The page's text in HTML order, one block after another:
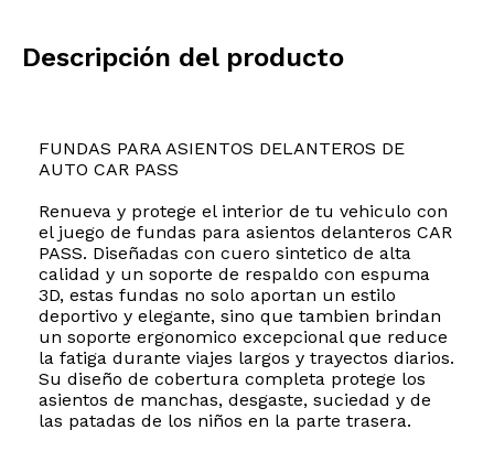
Descripción del producto
FUNDAS PARA ASIENTOS DELANTEROS DE
AUTO CAR PASS
Renueva y protege el interior de tu vehiculo con
el juego de fundas para asientos delanteros CAR
PASS. Diseñadas con cuero sintetico de alta
calidad y un soporte de respaldo con espuma
3D, estas fundas no solo aportan un estilo
deportivo y elegante, sino que tambien brindan
un soporte ergonomico excepcional que reduce
la fatiga durante viajes largos y trayectos diarios.
Su diseño de cobertura completa protege los
asientos de manchas, desgaste, suciedad y de
las patadas de los niños en la parte trasera.